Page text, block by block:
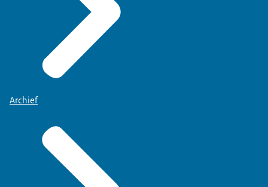
Archief